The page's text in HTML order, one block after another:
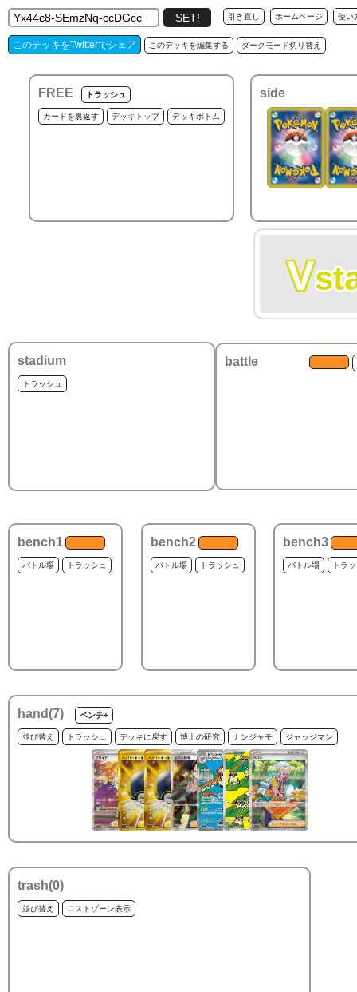
引き直し ホームページ 使い
このデッキをTwitterでシェア このデッキを編集する ダークモード切り替え
FREE トラッシュ
カードを裏返す デッキトップ デッキボトム
side
V
stadium
トラッシュ
battle
bench1
バトル場 トラッシュ
bench2
バトル場 トラッシュ
bench3
バトル場 トラ
hand(7) ベンチ+
並び替え トラッシュ デッキに戻す 博士の研究 ナンジャモ ジャッジマン
trash(0)
並び替え ロストゾーン表示